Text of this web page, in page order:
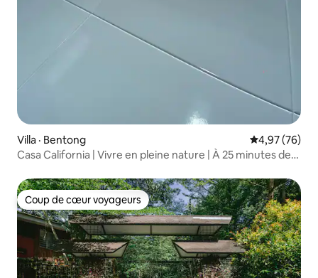
Villa · Bentong Note
4,97 (76)
Casa California | Vivre en pleine nature | À 25 minutes de
Coup de cœur voyageurs
Coup de cœur voyageurs